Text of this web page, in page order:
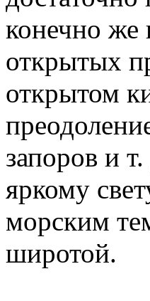
конечно же
открытых
открытом
запоров и
яркому
морским
широтой.